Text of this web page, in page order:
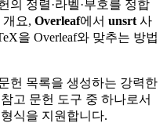
의 정렬·라벨·부호를 정합
개요, Overleaf에서 unsrt 사
을 Overleaf와 맞추는 방법
헌 목록을 생성하는 강력한
고 문헌 도구 중 하나로서
식을 지원합니다.